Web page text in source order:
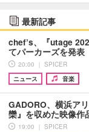
最新記事
chef’s、『utage
てパーカーズを発表
20:00 ｜ SPICER
ニュース
音楽
GADORO、横浜ア
欒』を収めた映像
19:00 ｜ SPICER